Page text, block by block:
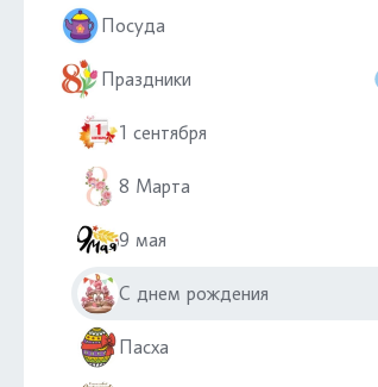
Посуда
Праздники
1 сентября
8 Марта
9 мая
С днем рождения
Пасха